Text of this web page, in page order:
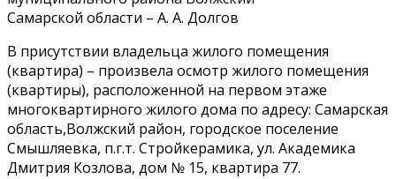
Самарской области – А. А. Долгов
В присутствии владельца жилого помещения
(квартира) – произвела осмотр жилого помещения
(квартиры), расположенной на первом этаже
многоквартирного жилого дома по адресу: Самарская
область,Волжский район, городское поселение
Смышляевка, п.г.т. Стройкерамика, ул. Академика
Дмитрия Козлова, дом № 15, квартира 77.